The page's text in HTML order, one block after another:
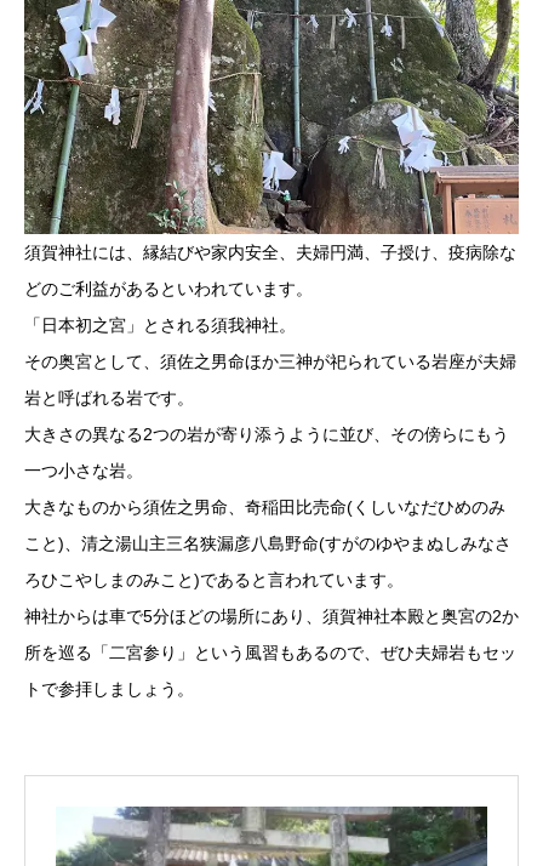
須賀神社には、縁結びや家内安全、夫婦円満、子授け、疫病除な
どのご利益があるといわれています。
「日本初之宮」とされる須我神社。
その奥宮として、須佐之男命ほか三神が祀られている岩座が夫婦
岩と呼ばれる岩です。
大きさの異なる2つの岩が寄り添うように並び、その傍らにもう
一つ小さな岩。
大きなものから須佐之男命、奇稲田比売命(くしいなだひめのみ
こと)、清之湯山主三名狭漏彦八島野命(すがのゆやまぬしみなさ
ろひこやしまのみこと)であると言われています。
神社からは車で5分ほどの場所にあり、須賀神社本殿と奥宮の2か
所を巡る「二宮参り」という風習もあるので、ぜひ夫婦岩もセッ
トで参拝しましょう。